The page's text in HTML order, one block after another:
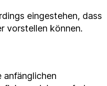
eingestehen, dass
vorstellen können.
anfänglichen